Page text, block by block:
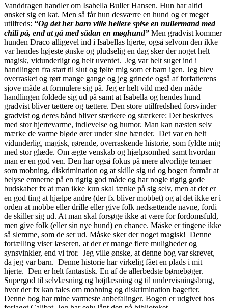
Vanddragen handler om Isabella Buller Hansen. Hun har altid
ønsket sig en kat. Men så får hun desværre en hund og er meget
utilfreds: “Og det her barn ville hellere spise en nullermand med
chili på, end at gå med sådan en møghund” Men gradvist kommer
hunden Draco alligevel ind i Isabellas hjerte, også selvom den ikke
var hendes højeste ønske og pludselig en dag sker der noget helt
magisk, vidunderligt og helt uventet. Jeg var helt suget ind i
handlingen fra start til slut og følte mig som et barn igen. Jeg blev
overrasket og rørt mange gange og jeg grinede også af forfatterens
sjove måde at formulere sig på. Jeg er helt vild med den måde
handlingen foldede sig ud på samt at Isabella og hendes hund
gradvist bliver tættere og tættere. Den store utilfredshed forsvinder
gradvist og deres bånd bliver stærkere og stærkere: Det beskrives
med stor hjertevarme, indlevelse og humor. Man kan næsten selv
mærke de varme bløde ører under sine hænder. Det var en helt
vidunderlig, magisk, rørende, overraskende historie, som fyldte mig
med stor glæde. Om ægte venskab og hjælpsomhed samt hvordan
man er en god ven. Den har også fokus på mere alvorlige temaer
som mobning, diskrimination og at skille sig ud og bogen formår at
belyse emnerne på en rigtig god måde og har nogle rigtig gode
budskaber fx at man ikke kun skal tænke på sig selv, men at det er
en god ting at hjælpe andre (der fx bliver mobbet) og at det ikke er i
orden at mobbe eller drille eller give folk nedsættende navne, fordi
de skiller sig ud. At man skal forsøge ikke at være for fordomsfuld,
men give folk (eller sin nye hund) en chance. Måske er tingene ikke
så slemme, som de ser ud. Måske sker der noget magisk! Denne
fortælling viser læseren, at der er mange flere muligheder og
synsvinkler, end vi tror. Jeg ville ønske, at denne bog var skrevet,
da jeg var barn. Denne historie har virkelig fået en plads i mit
hjerte. Den er helt fantastisk. En af de allerbedste børnebøger.
Supergod til selvlæsning og højtlæsning og til undervisningsbrug,
hvor der fx kan tales om mobning og diskrimination bagefter.
Denne bog har mine varmeste anbefalinger. Bogen er udgivet hos